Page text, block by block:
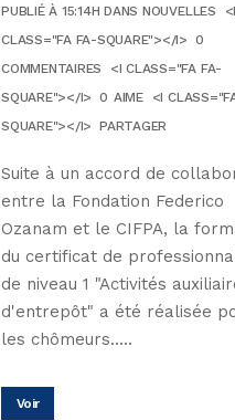
PUBLIÉ À 15:14H DANS NOUVELLES
<I
CLASS="FA FA-SQUARE"></I> 0
COMMENTAIRES
<I CLASS="FA FA-
SQUARE"></I> 0 AIME
<I
SQUARE"></I> PARTAGER
Suite à un accord de
entre la Fondation Federico
Ozanam et le CIFPA, la
du certificat de
de niveau 1 "Activités
d'entrepôt" a été réalisée
les chômeurs.....
Voir